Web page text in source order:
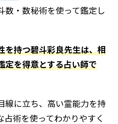
数・数秘術を使って鑑定し
を持つ碧斗彩良先生は、相
定を得意とする占い師で
線に立ち、高い霊能力を持
術を使ってわかりやすく